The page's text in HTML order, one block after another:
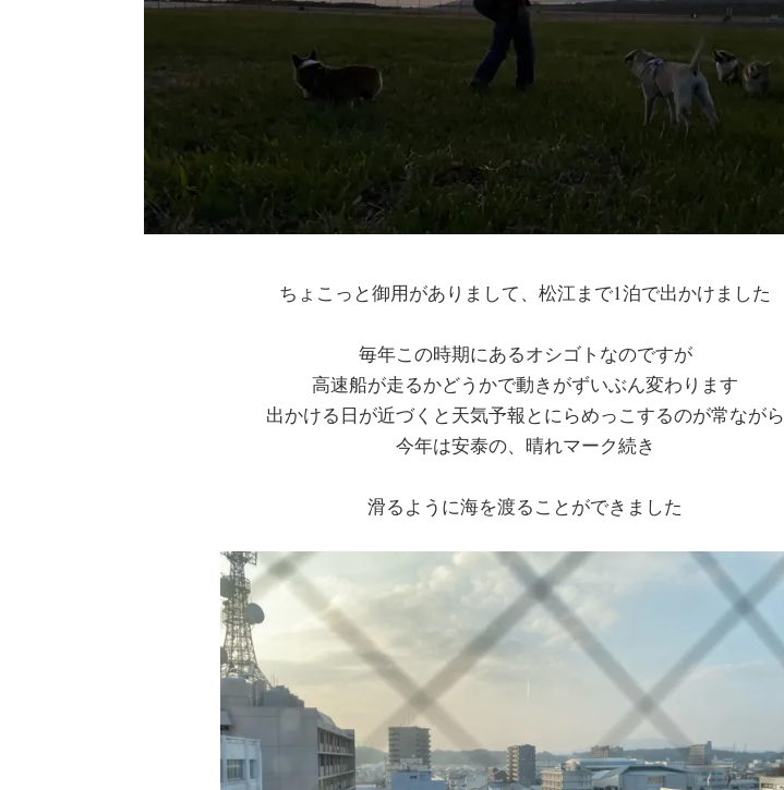
ちょこっと御用がありまして、松江まで1泊で出かけました
毎年この時期にあるオシゴトなのですが
高速船が走るかどうかで動きがずいぶん変わります
出かける日が近づくと天気予報とにらめっこするのが常ながら
今年は安泰の、晴れマーク続き
滑るように海を渡ることができました